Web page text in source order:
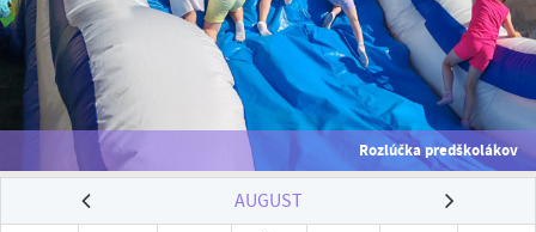
Rozlúčka predškolákov
AUGUST